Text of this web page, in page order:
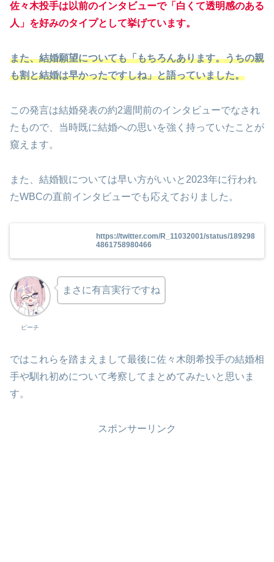
佐々木投手は以前のインタビューで「白くて透明感のある
人」を好みのタイプとして挙げています。
また、結婚願望についても「もちろんあります。うちの親
も割と結婚は早かったですしね」と語っていました。
この発言は結婚発表の約2週間前のインタビューでなされ
たもので、当時既に結婚への思いを強く持っていたことが
窺えます。
また、結婚観については早い方がいいと2023年に行われ
たWBCの直前インタビューでも応えておりました。
https://twitter.com/R_11032001/status/189298
4861758980466
ピーチ
まさに有言実行ですね
ではこれらを踏まえまして最後に佐々木朗希投手の結婚相
手や馴れ初めについて考察してまとめてみたいと思いま
す。
スポンサーリンク